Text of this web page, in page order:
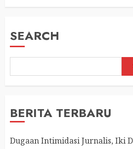
SEARCH
BERITA TERBARU
Dugaan Intimidasi Jurnalis, Iki